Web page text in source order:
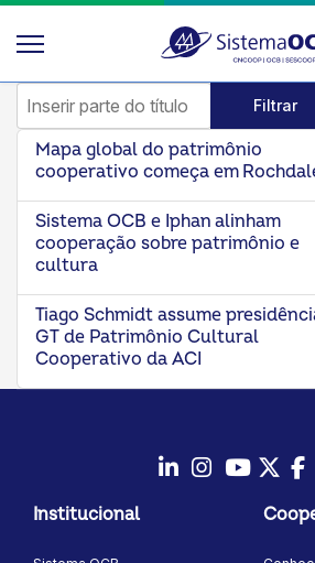
Inserir parte do título
Filtrar
Mapa global do patrimônio
cooperativo começa em
Sistema OCB e Iphan alinham
cooperação sobre patrimônio e
cultura
Tiago Schmidt assume
GT de Patrimônio Cultural
Cooperativo da ACI
Instagram
Youtube
Institucional